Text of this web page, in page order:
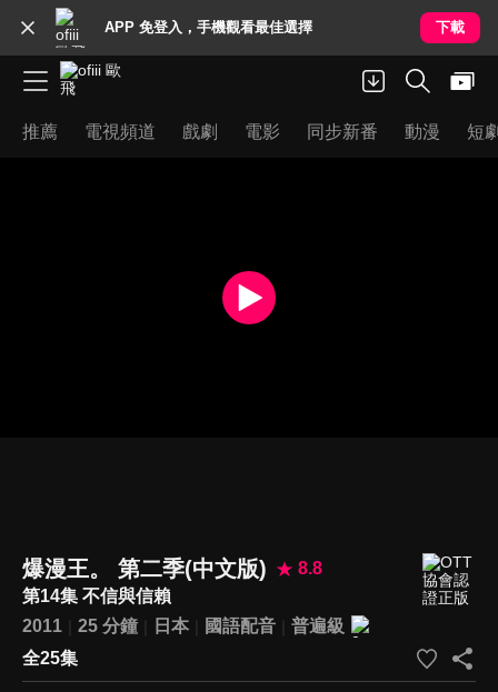
APP 免登入，手機觀看最佳選擇 下載
推薦 電視頻道 戲劇 電影 同步新番 動漫 短
爆漫王。 第二季(中文版)
8.8
第14集 不信與信賴
2011
25 分鐘 日本 國語配音
普遍級
全25集